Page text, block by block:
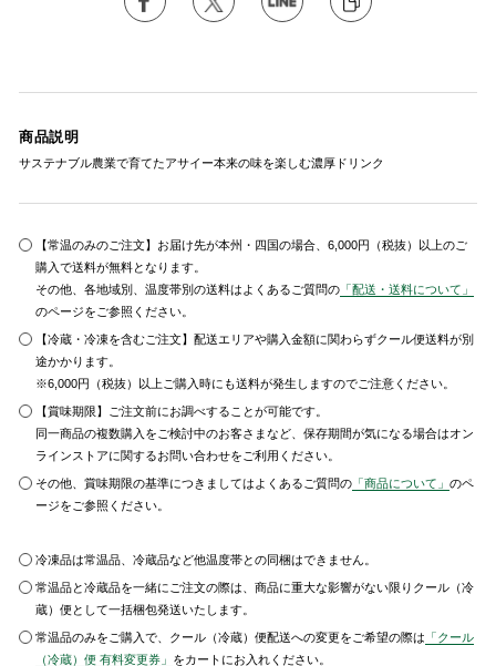
商品説明
サステナブル農業で育てたアサイー本来の味を楽しむ濃厚ドリンク
【常温のみのご注文】お届け先が本州・四国の場合、6,000円（税抜）以上のご
購入で送料が無料となります。
その他、各地域別、温度帯別の送料はよくあるご質問の 「配送・送料について」
のページをご参照ください。
【冷蔵・冷凍を含むご注文】配送エリアや購入金額に関わらずクール便送料が別
途かかります。
※6,000円（税抜）以上ご購入時にも送料が発生しますのでご注意ください。
【賞味期限】ご注文前にお調べすることが可能です。
同一商品の複数購入をご検討中のお客さまなど、保存期間が気になる場合はオン
ラインストアに関するお問い合わせをご利用ください。
その他、賞味期限の基準につきましてはよくあるご質問の 「商品について」のペ
ージをご参照ください。
冷凍品は常温品、冷蔵品など他温度帯との同梱はできません。
常温品と冷蔵品を一緒にご注文の際は、商品に重大な影響がない限りクール（冷
蔵）便として一括梱包発送いたします。
常温品のみをご購入で、クール（冷蔵）便配送への変更をご希望の際は 「クール
（冷蔵）便 有料変更券」 をカートにお入れください。